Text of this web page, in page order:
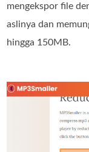
mengekspor file
aslinya dan
hingga 150MB.